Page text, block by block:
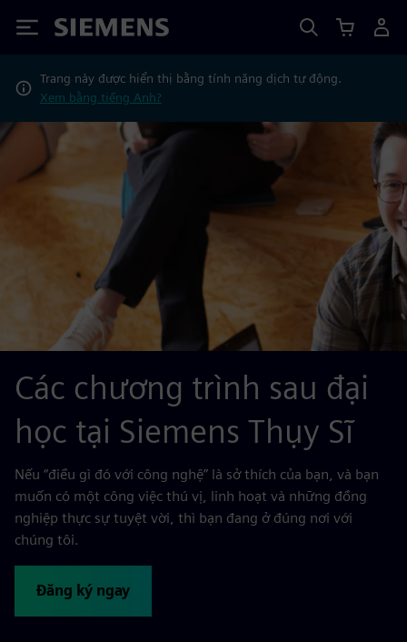
Siemens
Trang này được hiển thị bằng tính năng dịch tự động.
Xem bằng tiếng Anh?
Các chương trình sau đại
học tại Siemens Thụy Sĩ
Nếu “điều gì đó với công nghệ” là sở thích của bạn, và bạn
muốn có một công việc thú vị, linh hoạt và những đồng
nghiệp thực sự tuyệt vời, thì bạn đang ở đúng nơi với
chúng tôi.
Đăng ký ngay